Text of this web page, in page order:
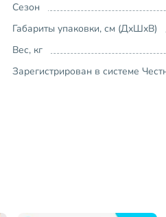
Сезон
Габариты упаковки, см (ДхШхВ)
Вес, кг
Зарегистрирован в системе